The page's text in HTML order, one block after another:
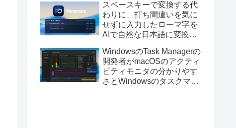
トーラの作成に対応。
スペースキーで変換する代
わりに、打ち間違いを気に
せずに入力したローマ字を
AIで自然な日本語に変換し
力アプリ「Nospace」がリ
リース。
WindowsのTask Managerの
開発者がmacOSのアクティ
ビティモニタの分かりやす
さとWindowsのタスクマネ